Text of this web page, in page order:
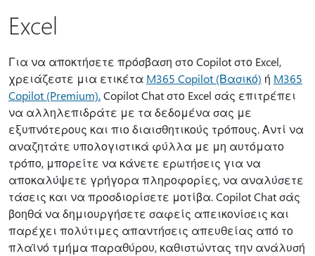
Excel
Για να αποκτήσετε πρόσβαση στο Copilot στο Excel,
χρειάζεστε μια ετικέτα M365 Copilot (Βασικό) ή M365
Copilot (Premium).Copilot Chat στο Excel σάς επιτρέπει
να αλληλεπιδράτε με τα δεδομένα σας με
εξυπνότερους και πιο διαισθητικούς τρόπους. Αντί να
αναζητάτε υπολογιστικά φύλλα με μη αυτόματο
τρόπο, μπορείτε να κάνετε ερωτήσεις για να
αποκαλύψετε γρήγορα πληροφορίες, να αναλύσετε
τάσεις και να προσδιορίσετε μοτίβα. Copilot Chat σάς
βοηθά να δημιουργήσετε σαφείς απεικονίσεις και
παρέχει πολύτιμες απαντήσεις απευθείας από το
πλαϊνό τμήμα παραθύρου, καθιστώντας την ανάλυσή